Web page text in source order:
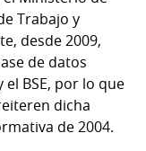
Trabajo y
desde 2009,
de datos
BSE, por lo que
dicha
de 2004.